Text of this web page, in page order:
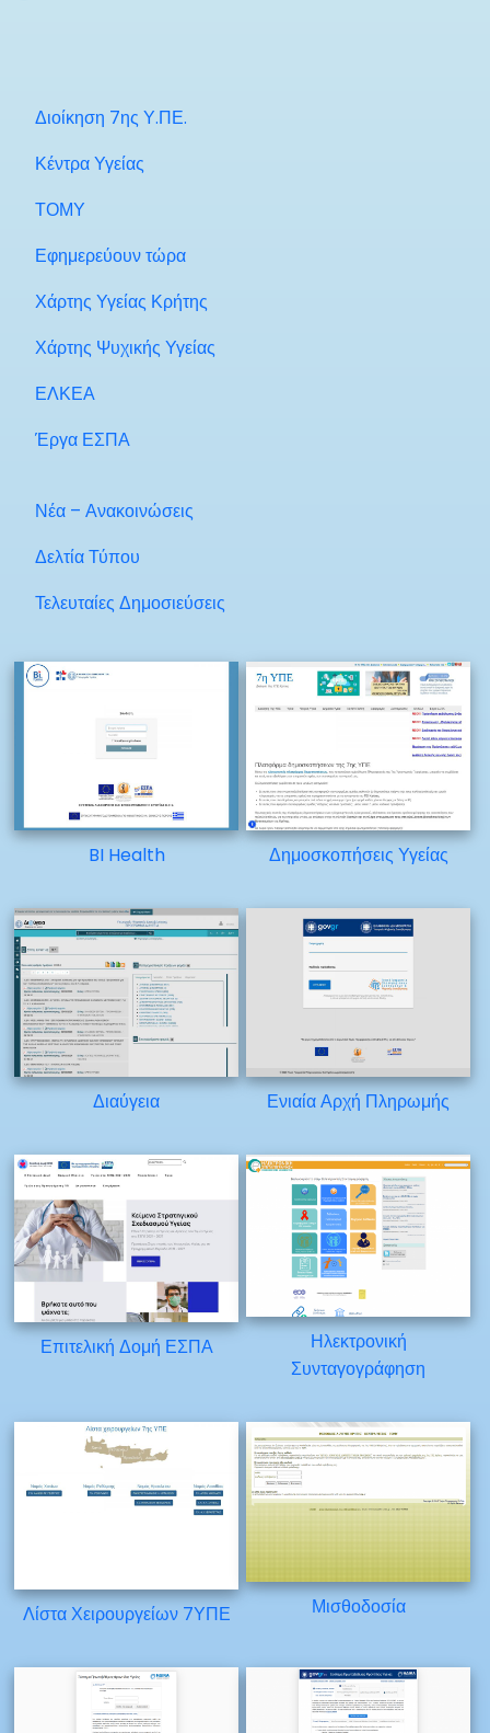
Διοίκηση 7ης Υ.ΠΕ.
Κέντρα Υγείας
ΤΟΜΥ
Εφημερεύουν τώρα
Χάρτης Υγείας Κρήτης
Χάρτης Ψυχικής Υγείας
ΕΛΚΕΑ
Έργα ΕΣΠΑ
Νέα – Ανακοινώσεις
Δελτία Τύπου
Τελευταίες Δημοσιεύσεις
BI Health Δημοσκοπήσεις Υγείας
Διαύγεια Ενιαία Αρχή Πληρωμής
Επιτελική Δομή ΕΣΠΑ
Ηλεκτρονική
Συνταγογράφηση
Λίστα Χειρουργείων 7ΥΠΕ Μισθοδοσία